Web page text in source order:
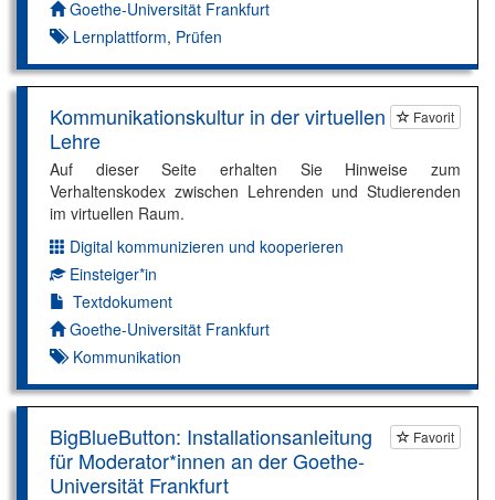
Autor*in:
Goethe-Universität Frankfurt
Lernplattform, Prüfen
Favorit
Kommunikationskultur in der virtuellen
Lehre
Auf dieser Seite erhalten Sie Hinweise zum
Verhaltenskodex zwischen Lehrenden und Studierenden
im virtuellen Raum.
Dimension:
Digital kommunizieren und kooperieren
Kompetenzniveau:
Einsteiger*in
Textdokument
Autor*in:
Goethe-Universität Frankfurt
Kommunikation
Favorit
BigBlueButton: Installationsanleitung
für Moderator*innen an der Goethe-
Universität Frankfurt